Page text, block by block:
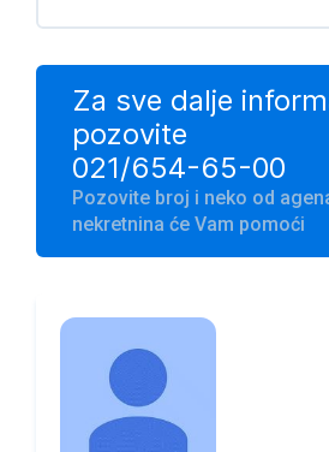
Za sve dalje
pozovite
021/654-65-00
Pozovite broj i neko od
nekretnina će Vam pomoći